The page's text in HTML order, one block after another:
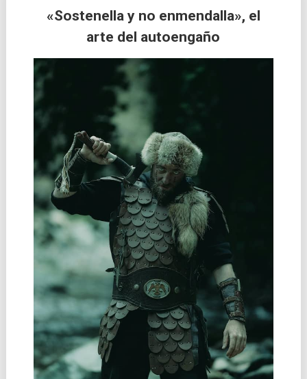
«Sostenella y no enmendalla», el
arte del autoengaño